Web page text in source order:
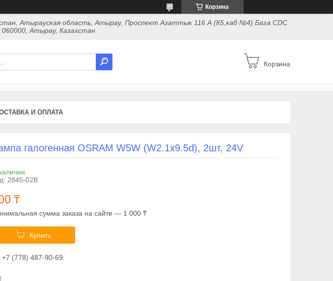
Корзина
Атырауская область, Атырау, Проспект Азаттык 116 А (К5,каб №4) База CDC
Атырау, Казахстан
Корзина
И ОПЛАТА
галогенная OSRAM W5W (W2.1x9.5d), 2шт, 24V
2845-02B
₸
сумма заказа на сайте — 1 000 ₸
Купить
+7 (778) 487-90-69